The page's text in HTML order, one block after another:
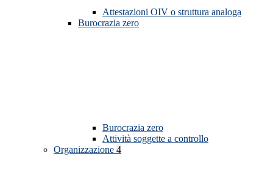
Attestazioni OIV o struttura analoga
Burocrazia zero
Burocrazia zero
Attività soggette a controllo
Organizzazione 4